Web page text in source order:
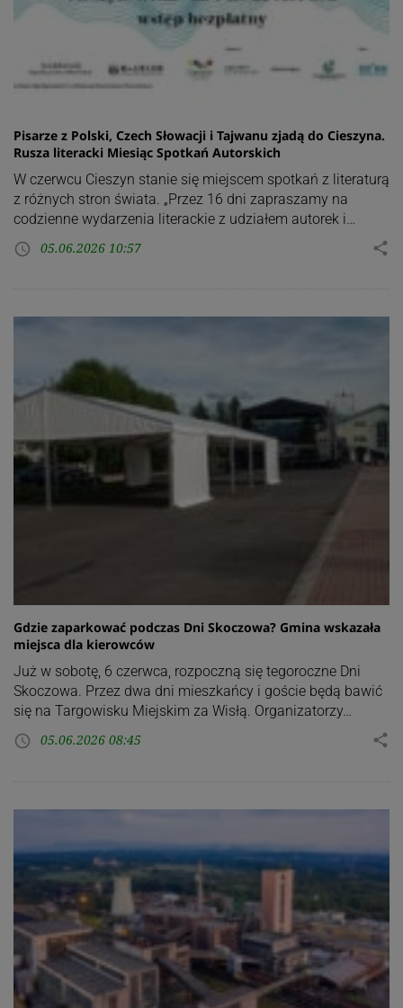
Pisarze z Polski, Czech Słowacji i Tajwanu zjadą do Cieszyna.
Rusza literacki Miesiąc Spotkań Autorskich
W czerwcu Cieszyn stanie się miejscem spotkań z literaturą
z różnych stron świata. „Przez 16 dni zapraszamy na
codzienne wydarzenia literackie z udziałem autorek i…
access_time 05.06.2026 10:57 share
Gdzie zaparkować podczas Dni Skoczowa? Gmina wskazała
miejsca dla kierowców
Już w sobotę, 6 czerwca, rozpoczną się tegoroczne Dni
Skoczowa. Przez dwa dni mieszkańcy i goście będą bawić
się na Targowisku Miejskim za Wisłą. Organizatorzy…
access_time 05.06.2026 08:45 share